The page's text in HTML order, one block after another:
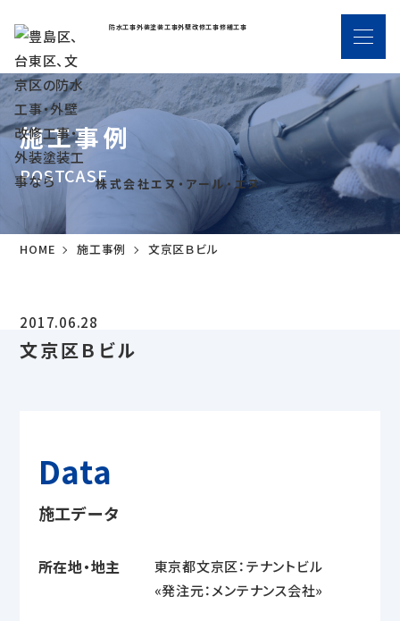
防水工事外装塗装工事外壁改修工事修繕工事
株式会社エヌ・アール・エヌ
施工事例
POSTCASE
HOME 施工事例 文京区Ｂビル
2017.06.28
文京区Ｂビル
Data
施工データ
所在地・地主
東京都文京区：テナントビル
«発注元：メンテナンス会社»